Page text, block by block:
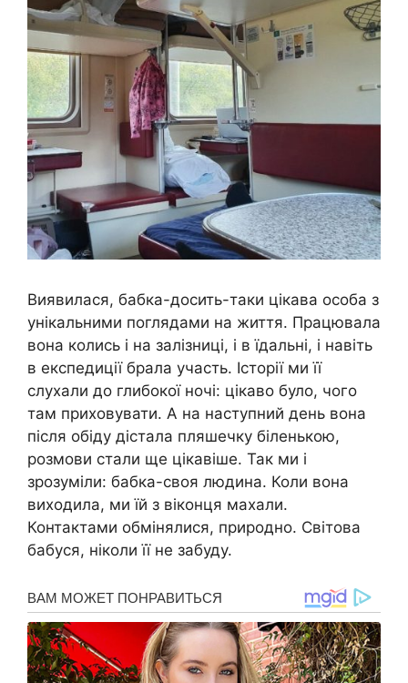
Виявилася, бабка-досить-таки цікава особа з
унікальними поглядами на життя. Працювала
вона колись і на залізниці, і в їдальні, і навіть
в експедиції брала участь. Історії ми її
слухали до глибокої ночі: цікаво було, чого
там приховувати. А на наступний день вона
після обіду дістала пляшечку біленькою,
розмови стали ще цікавіше. Так ми і
зрозуміли: бабка-своя людина. Коли вона
виходила, ми їй з віконця махали.
Контактами обмінялися, природно. Світова
бабуся, ніколи її не забуду.